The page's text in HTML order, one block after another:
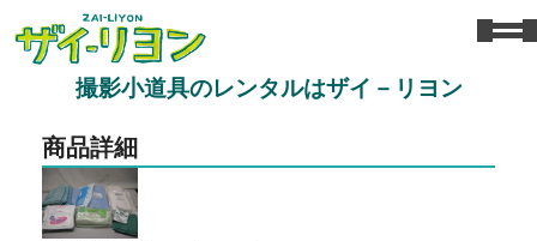
撮影小道具のレンタルはザイ－リヨン
商品詳細